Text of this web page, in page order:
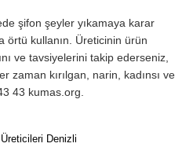
şifon şeyler yıkamaya karar
örtü kullanın. Üreticinin ürün
ve tavsiyelerini takip ederseniz,
zaman kırılgan, narin, kadınsı ve
43 kumas.org.
Denizli